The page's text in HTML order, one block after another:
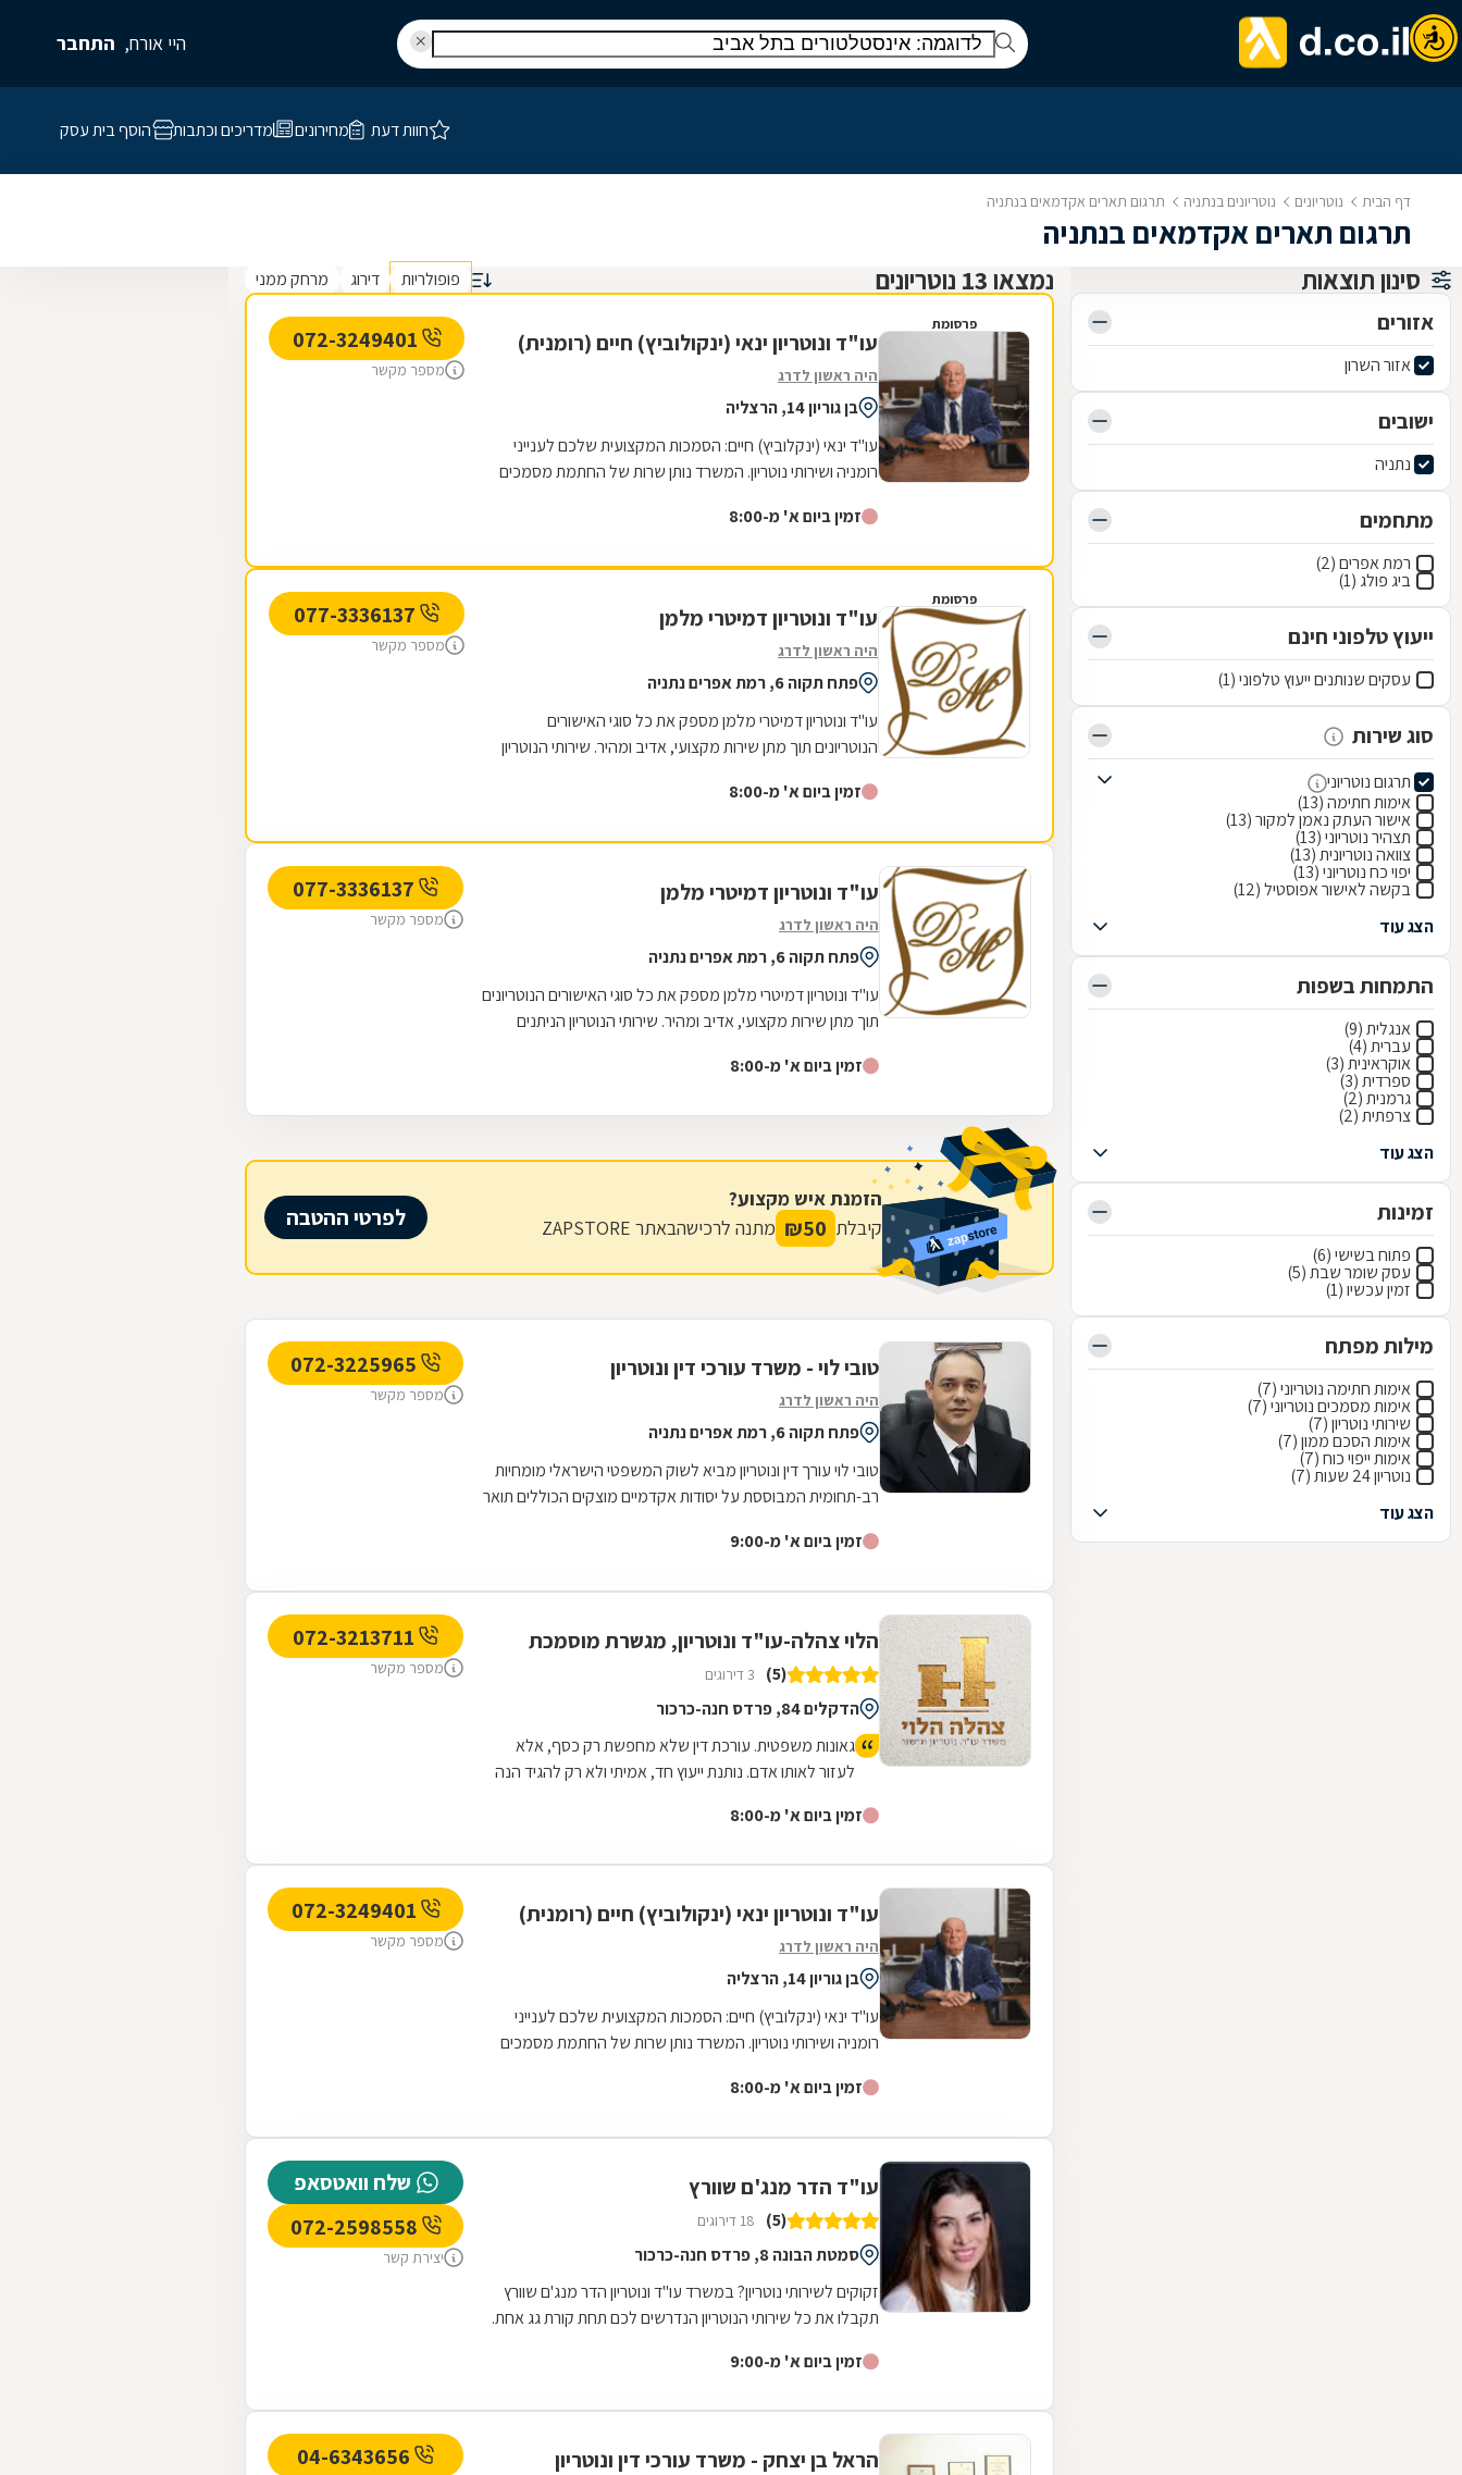
היי אורח, התחבר
חוות דעת מחירונים מדריכים וכתבות הוסף בית עסק
דף הבית נוטריונים נוטריונים בנתניה תרגום תארים אקדמאים בנתניה
תרגום תארים אקדמאים בנתניה
סינון תוצאות
אזורים
אזור השרון
ישובים
נתניה
מתחמים
רמת אפרים (2)
ביג פולג (1)
ייעוץ טלפוני חינם
עסקים שנותנים ייעוץ טלפוני (1)
סוג שירות
תרגום נוטריוני
אימות חתימה (13)
אישור העתק נאמן למקור (13)
תצהיר נוטריוני (13)
צוואה נוטריונית (13)
יפוי כח נוטריוני (13)
בקשה לאישור אפוסטיל (12)
הצג עוד
התמחות בשפות
אנגלית (9)
עברית (4)
אוקראינית (3)
ספרדית (3)
גרמנית (2)
צרפתית (2)
הצג עוד
זמינות
פתוח בשישי (6)
עסק שומר שבת (5)
זמין עכשיו (1)
מילות מפתח
אימות חתימה נוטריוני (7)
אימות מסמכים נוטריוני (7)
שירותי נוטריון (7)
אימות הסכם ממון (7)
אימות ייפוי כוח (7)
נוטריון 24 שעות (7)
הצג עוד
נמצאו 13 נוטריונים פופולריות דירוג מרחק ממני
פרסומת
עו"ד ונוטריון ינאי (ינקולוביץ) חיים (רומנית)
היה ראשון לדרג
בן גוריון 14, הרצליה
עו"ד ינאי (ינקלוביץ) חיים: הסמכות המקצועית שלכם לענייני
רומניה ושירותי נוטריון. המשרד נותן שרות של החתמת מסמכים
זמין ביום א' מ-8:00
מספר מקשר
פרסומת
עו"ד ונוטריון דמיטרי מלמן
היה ראשון לדרג
פתח תקוה 6, רמת אפרים נתניה
עו"ד ונוטריון דמיטרי מלמן מספק את כל סוגי האישורים
הנוטריונים תוך מתן שירות מקצועי, אדיב ומהיר. שירותי הנוטריון
זמין ביום א' מ-8:00
מספר מקשר
עו"ד ונוטריון דמיטרי מלמן
היה ראשון לדרג
פתח תקוה 6, רמת אפרים נתניה
עו"ד ונוטריון דמיטרי מלמן מספק את כל סוגי האישורים הנוטריונים
תוך מתן שירות מקצועי, אדיב ומהיר. שירותי הנוטריון הניתנים
זמין ביום א' מ-8:00
מספר מקשר
הזמנת איש מקצוע?
קיבלת 50
₪ מתנה לרכישהבאתר ZAPSTORE לפרטי ההטבה
טובי לוי - משרד עורכי דין ונוטריון
היה ראשון לדרג
פתח תקוה 6, רמת אפרים נתניה
טובי לוי עורך דין ונוטריון מביא לשוק המשפטי הישראלי מומחיות
רב-תחומית המבוססת על יסודות אקדמיים מוצקים הכוללים תואר
זמין ביום א' מ-9:00
מספר מקשר
הלוי צהלה-עו"ד ונוטריון, מגשרת מוסמכת
(5) 3 דירוגים
הדקלים 84, פרדס חנה-כרכור
גאונות משפטית. עורכת דין שלא מחפשת רק כסף, אלא
לעזור לאותו אדם. נותנת ייעוץ חד, אמיתי ולא רק להגיד הנה
הלוי ! ממליצה בחום ! אין כמוה :)
זמין ביום א' מ-8:00
מספר מקשר
עו"ד ונוטריון ינאי (ינקולוביץ) חיים (רומנית)
היה ראשון לדרג
בן גוריון 14, הרצליה
עו"ד ינאי (ינקלוביץ) חיים: הסמכות המקצועית שלכם לענייני
רומניה ושירותי נוטריון. המשרד נותן שרות של החתמת מסמכים
זמין ביום א' מ-8:00
מספר מקשר
עו"ד הדר מנג'ם שוורץ
(5) 18 דירוגים
סמטת הבונה 8, פרדס חנה-כרכור
זקוקים לשירותי נוטריון? במשרד עו"ד ונוטריון הדר מנג'ם שוורץ
תקבלו את כל שירותי הנוטריון הנדרשים לכם תחת קורת גג אחת.
זמין ביום א' מ-9:00
שלח וואטסאפ
יצירת קשר
הראל בן יצחק - משרד עורכי דין ונוטריון